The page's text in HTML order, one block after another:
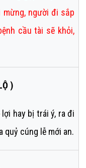
mừng, người đi sắp
cầu tài sẽ khỏi,
)
hay bị trái ý, ra đi
quỷ cúng lễ mới an.